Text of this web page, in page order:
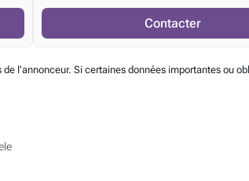
Contacter
l’annonceur. Si certaines données importantes ou